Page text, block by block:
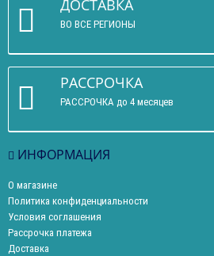
ДОСТАВКА
ВО ВСЕ РЕГИОНЫ
РАССРОЧКА
РАССРОЧКА до 4 месяцев
ИНФОРМАЦИЯ
О магазине
Политика конфиденциальности
Условия соглашения
Рассрочка платежа
Доставка